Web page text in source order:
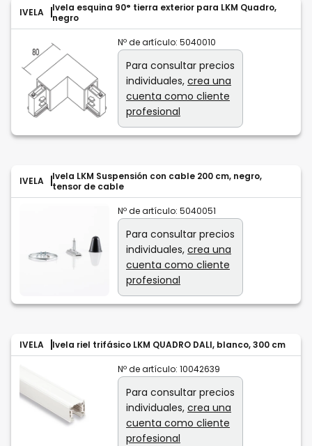
IVELA
Ivela esquina 90° tierra exterior para LKM Quadro,
negro
Nº de artículo: 5040010
Para consultar precios
individuales, crea una
cuenta como cliente
profesional
IVELA
Ivela LKM Suspensión con cable 200 cm, negro,
tensor de cable
Nº de artículo: 5040051
Para consultar precios
individuales, crea una
cuenta como cliente
profesional
IVELA Ivela riel trifásico LKM QUADRO DALI, blanco, 300 cm
Nº de artículo: 10042639
Para consultar precios
individuales, crea una
cuenta como cliente
profesional